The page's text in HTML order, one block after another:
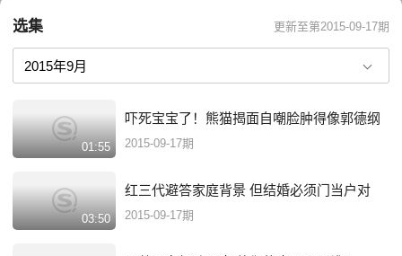
式，抛弃这个时代相亲的“看脸”话题，而是走心的用真听、真感觉来打造
一档颠覆现有模式的相亲节目。
选集 更新至第2015-09-17期
01:55
吓死宝宝了！熊猫揭面自嘲脸肿得像郭德纲
2015-09-17期
03:50
红三代避答家庭背景 但结婚必须门当户对
2015-09-17期